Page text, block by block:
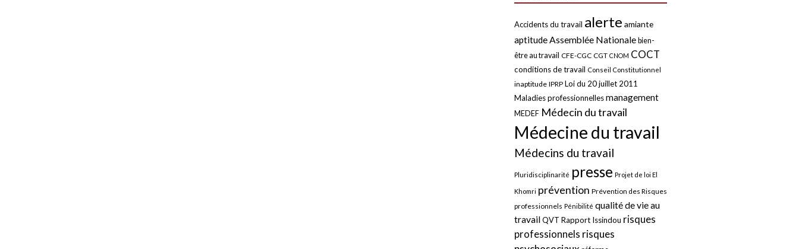
Accidents du travail alerte amiante
aptitudeAssemblée Nationale bien-
être au travail CFE-CGC CGT CNOM COCT
conditions de travail Conseil Constitutionnel
inaptitude IPRP Loi du 20 juillet 2011
Maladies professionnellesmanagement
MEDEF Médecin du travail
Médecine du travail
Médecins du travail
Pluridisciplinarité presse Projet de loi El
Khomri prévention Prévention des Risques
professionnels Pénibilité qualité de vie au
travailQVT Rapport Issindou risques
professionnels risques